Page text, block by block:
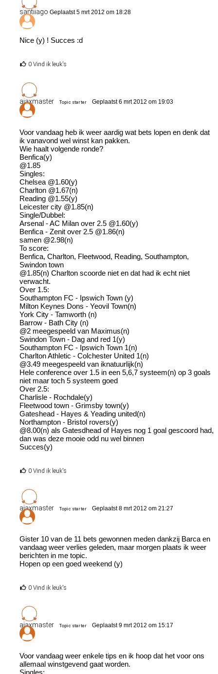
santiiago Geplaatst 5 mrt 2012 om 18:28
Nice (y) ! Succes :d
0 Vind ik leuk's
ajaxmaster Topic starter Geplaatst 6 mrt 2012 om 19:03
Voor vandaag heb ik weer aardig wat bets lopen en denk dat
ik vanavond wel winst kan pakken.
Wie haalt volgende ronde?
Benfica(y)
@1.85
Singles:
Chelsea @1.60(y)
Charlton @1.67(n)
Reading @1.55(y)
Leicester city @1.85(n)
Single/Dubbel:
Arsenal - AC Milan over 2.5 @1.60(y)
Benfica - Zenit over 2.5 @1.86(n)
samen @2.98(n)
To score:
Benfica, Charlton, Fleetwood, Reading, Southampton,
Swindon town
@1.85(n) Charlton scoorde niet en dat had ik echt niet
verwacht.
Over 1.5:
Southampton FC - Ipswich Town (y)
Milton Keynes Dons - Yeovil Town(n)
York City - Tamworth (n)
Barrow - Bath City (n)
@2 meegespeeld van Maximus(n)
Swindon Town - Dag and red 1(y)
Southampton FC - Ipswich Town 1(n)
Charlton Athletic - Colchester United 1(n)
@3.49 meegespeeld van iknatuurlijk(n)
Hele conference over 1.5 in een 5,6,7 systeem(n) op 3 goals
niet maar toch 5 systeem goed
Over 2.5:
Charlisle - Rochdale(y)
Fleetwood town - Grimsby town(y)
Gateshead - Hayes & Yeading united(n)
Northampton - Bristol rovers(y)
@8.00(n) als Gatesdhead of Hayes nog 1 goal gescoord had,
dan was deze mooie odd nu wel binnen
Succes(y)
0 Vind ik leuk's
ajaxmaster Topic starter Geplaatst 8 mrt 2012 om 21:27
Gister 10 van de 11 bets gewonnen meden dankzij Barca en
vandaag weer verlies geleden, maar morgen plaats ik weer
berichten in me topic.
Hopen op een goed weekend (y)
0 Vind ik leuk's
ajaxmaster Topic starter Geplaatst 9 mrt 2012 om 15:17
Voor vandaag weer enkele tips en ik hoop dat het voor ons
allemaal winstgevend gaat worden.
Singles: